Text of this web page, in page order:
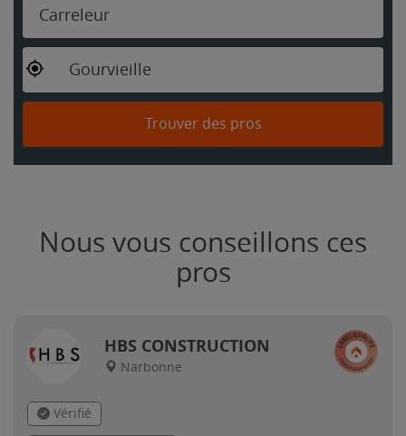
Carreleur
Gourvieille
Trouver des pros
Nous vous conseillons ces
pros
HBS CONSTRUCTION
Narbonne
Vérifié